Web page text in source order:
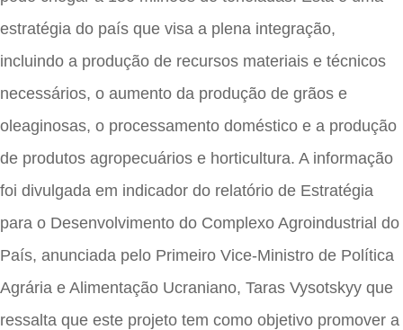
estratégia do país que visa a plena integração,
incluindo a produção de recursos materiais e técnicos
necessários, o aumento da produção de grãos e
oleaginosas, o processamento doméstico e a produção
de produtos agropecuários e horticultura. A informação
foi divulgada em indicador do relatório de Estratégia
para o Desenvolvimento do Complexo Agroindustrial do
País, anunciada pelo Primeiro Vice-Ministro de Política
Agrária e Alimentação Ucraniano, Taras Vysotskyy que
ressalta que este projeto tem como objetivo promover a